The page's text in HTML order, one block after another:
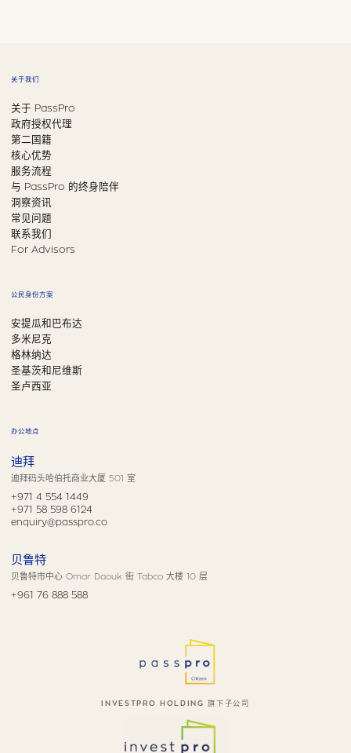
关于我们
关于 PassPro
政府授权代理
第二国籍
核心优势
服务流程
与 PassPro 的终身陪伴
洞察资讯
常见问题
联系我们
For Advisors
公民身份方案
安提瓜和巴布达
多米尼克
格林纳达
圣基茨和尼维斯
圣卢西亚
办公地点
迪拜
迪拜码头哈伯托商业大厦 501 室
+971 4 554 1449
+971 58 598 6124
enquiry@passpro.co
贝鲁特
贝鲁特市中心 Omar Daouk 街 Tabco 大楼 10 层
+961 76 888 588
INVESTPRO HOLDING 旗下子公司